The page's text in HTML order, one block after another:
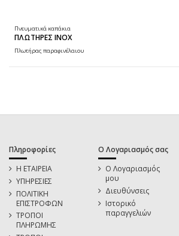
Πνευματικά καπάκια
ΠΛΩΤΗΡΕΣ ΙΝΟΧ
Πλωτήρας παραφινέλαιου
Πληροφορίες
Η ΕΤΑΙΡΕΙΑ
ΥΠΗΡΕΣΙΕΣ
ΠΟΛΙΤΙΚΗ
ΕΠΙΣΤΡΟΦΩΝ
ΤΡΟΠΟΙ
ΠΛΗΡΩΜΗΣ
Ο Λογαριασμός σας
Ο Λογαριασμός
μου
Διευθύνσεις
Ιστορικό
παραγγελιών